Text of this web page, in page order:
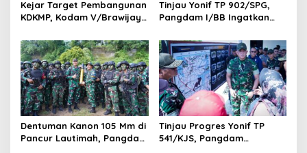
Kejar Target Pembangunan
KDKMP, Kodam V/Brawijaya
Lapangan
Tinjau Yonif TP 902/SPG,
Pangdam I/BB Ingatkan
Marwah TNI
Dentuman Kanon 105 Mm di
Pancur Lautimah, Pangdam
Tinjau Progres Yonif TP
541/KJS, Pangdam